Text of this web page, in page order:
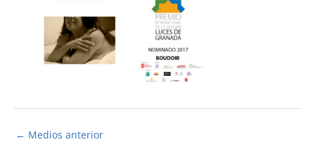
← Medios anterior